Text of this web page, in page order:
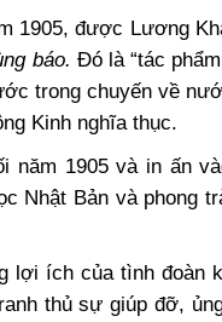
1905, được Lương
báo. Đó là “tác
trong chuyến về
Kinh nghĩa thục.
năm 1905 và in ấn
Nhật Bản và phong
lợi ích của tình đoàn
thủ sự giúp đỡ,